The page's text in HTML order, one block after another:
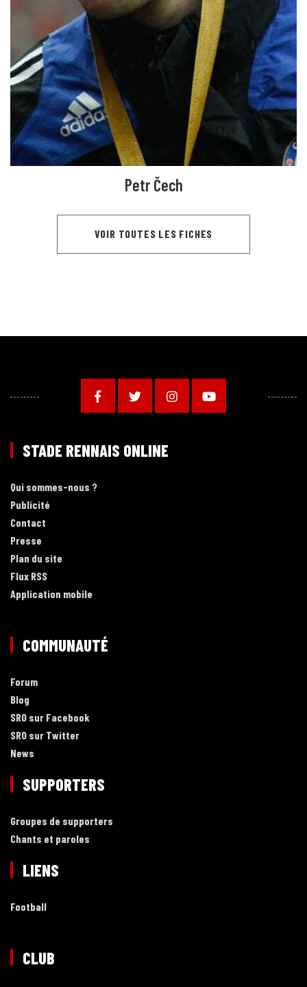
Petr Čech
VOIR TOUTES LES FICHES
STADE RENNAIS ONLINE
Qui sommes-nous ?
Publicité
Contact
Presse
Plan du site
Flux RSS
Application mobile
COMMUNAUTÉ
Forum
Blog
SRO sur Facebook
SRO sur Twitter
News
SUPPORTERS
Groupes de supporters
Chants et paroles
LIENS
Football
CLUB